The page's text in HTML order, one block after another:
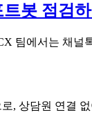
봇 점검하
팀에서는 채널
, 상담원 연결